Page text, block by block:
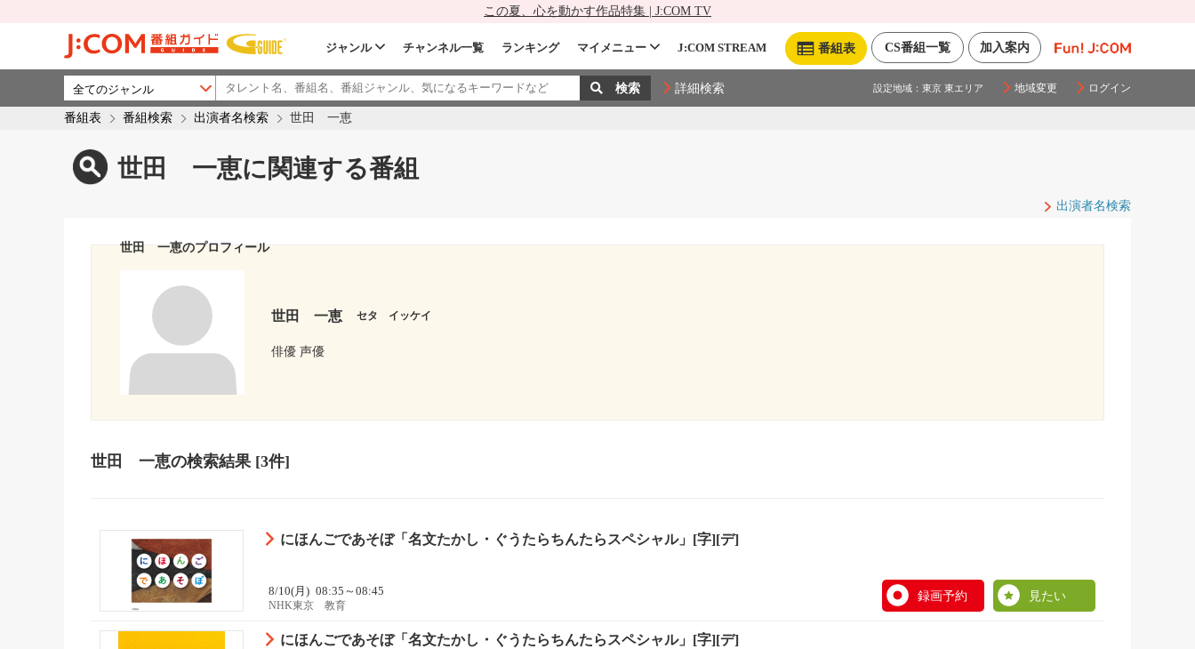
この夏、心を動かす作品特集 | J:COM TV
加入案内
CS番組一覧
番組表
ジャンル チャンネル一覧 ランキング マイメニュー J:COM STREAM
詳細検索 設定地域： 東京 東エリア 地域変更 ログイン
番組表 番組検索 出演者名検索 世田 一恵
世田 一恵に関連する番組
出演者名検索
世田 一恵のプロフィール
世田 一恵 セタ イッケイ
俳優 声優
世田 一恵の検索結果[3件]
にほんごであそぼ「名文たかし・ぐうたらちんたらスペシャル」[字][デ]
8/10(月) 08:35～08:45
NHK東京 教育
録画予約 見たい
にほんごであそぼ「名文たかし・ぐうたらちんたらスペシャル」[字][デ]